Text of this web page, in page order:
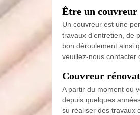
Être un couvreur
Un couvreur est une
travaux d’entretien, de
bon déroulement ainsi
veuillez-nous contacter
Couvreur
A partir du moment où
depuis quelques
su réaliser des travaux